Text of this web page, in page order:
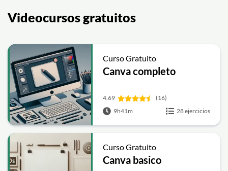
Videocursos gratuitos
Curso Gratuito
Canva completo
4.69
(16)
9h41m
28 ejercicios
Curso Gratuito
Canva basico